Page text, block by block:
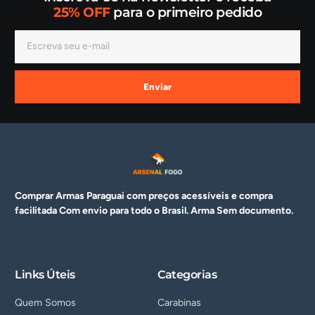
25% OFFpara o primeiro pedido
Enviar
Comprar Armas Paraguai com preços acessíveis e compra
facilitada Com envio para todo o Brasil. ArmaSem documento.
Links Úteis
Quem Somos
Categorias
Carabinas